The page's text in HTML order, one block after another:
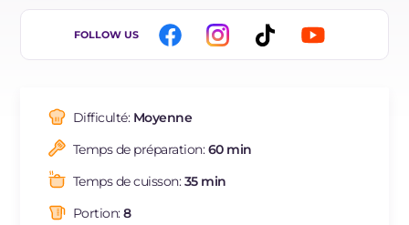
IT
ES
BR
NL
FOLLOW US
Difficulté: Moyenne
Temps de préparation:60 min
Temps de cuisson:35 min
Portion:8